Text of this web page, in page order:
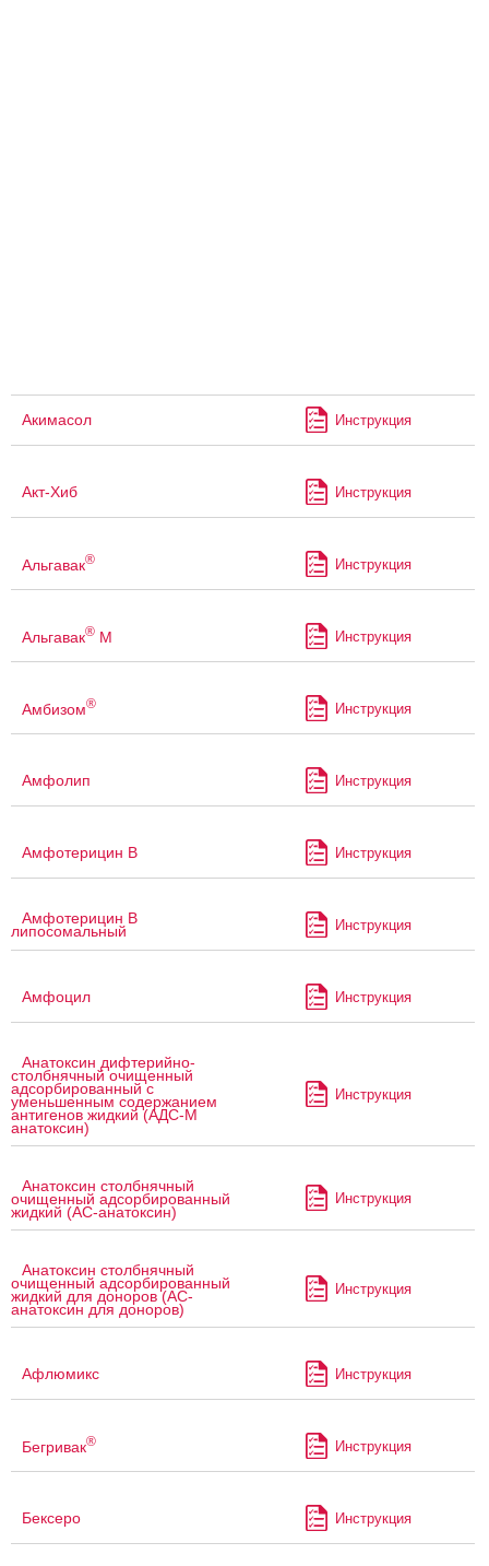
Акимасол Инструкция
Акт-Хиб Инструкция
Альгавак® Инструкция
Альгавак® М Инструкция
Амбизом® Инструкция
Амфолип Инструкция
Амфотерицин В Инструкция
Амфотерицин В
липосомальный Инструкция
Амфоцил Инструкция
Анатоксин дифтерийно-
столбнячный очищенный
адсорбированный с
уменьшенным содержанием
антигенов жидкий (АДС-М
анатоксин)
Инструкция
Анатоксин столбнячный
очищенный адсорбированный
жидкий (АС-анатоксин)
Инструкция
Анатоксин столбнячный
очищенный адсорбированный
жидкий для доноров (АС-
анатоксин для доноров)
Инструкция
Афлюмикс Инструкция
Бегривак® Инструкция
Бексеро Инструкция